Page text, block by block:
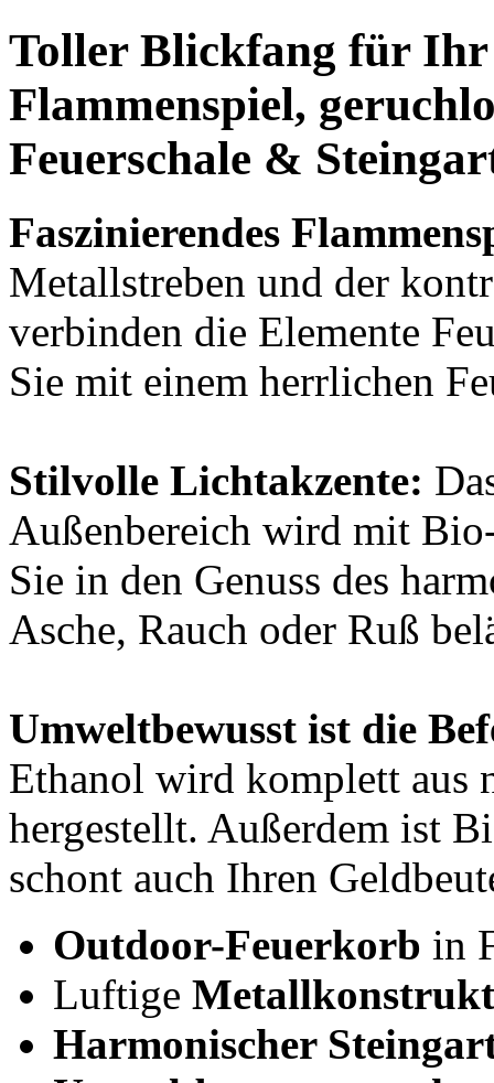
Toller Blickfang für Ihr
Flammenspiel,
Feuerschale &
Faszinierendes
Metallstreben und der
verbinden die Elemente
Sie mit einem herrlichen
Stilvolle Lichtakzente:
Außenbereich wird mit
Sie in den Genuss des
Asche, Rauch oder Ruß
Umweltbewusst ist die
Ethanol wird komplett aus
hergestellt. Außerdem ist
schont auch Ihren
Outdoor-Feuerkorb in
Luftige
Harmonischer